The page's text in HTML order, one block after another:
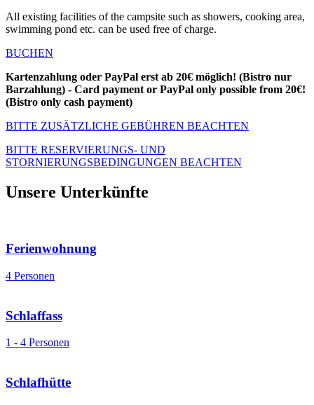
All existing facilities of the campsite such as showers, cooking area,
swimming pond etc. can be used free of charge.
BUCHEN
Kartenzahlung oder PayPal erst ab 20€ möglich! (Bistro nur
Barzahlung) - Card payment or PayPal only possible from 20€!
(Bistro only cash payment)
BITTE ZUSÄTZLICHE GEBÜHREN BEACHTEN
BITTE RESERVIERUNGS- UND
STORNIERUNGSBEDINGUNGEN BEACHTEN
Unsere Unterkünfte
Ferienwohnung
4 Personen
Schlaffass
1 - 4 Personen
Schlafhütte